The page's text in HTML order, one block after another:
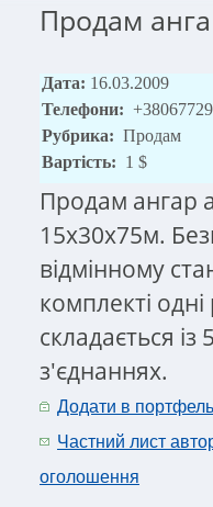
Продам
Дата: 16.03.2009
Телефони:
Рубрика: Продам
Вартість: 1 $
Продам ангар
15х30х75м.
відмінному
комплекті
складається
з'єднаннях.
Додати в портфель
Частний лист
оголошення